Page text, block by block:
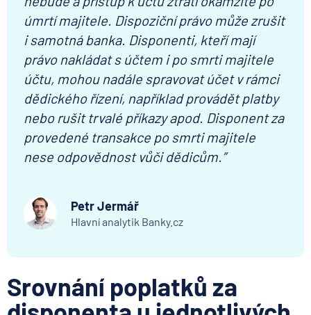
úmrtí majitele. Dispoziční právo může zrušit
i samotná banka. Disponenti, kteří mají
právo nakládat s účtem i po smrti majitele
účtu, mohou nadále spravovat účet v rámci
dědického řízení, například provádět platby
nebo rušit trvalé příkazy apod. Disponent za
provedené transakce po smrti majitele
nese odpovědnost vůči dědicům.”
Petr Jermář
Hlavní analytik Banky.cz
Srovnání poplatků za